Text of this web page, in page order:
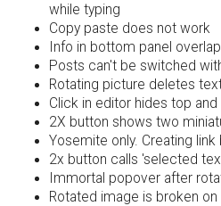
while typing
Copy paste does not work
Info in bottom panel
Posts can't be switched
Rotating picture deletes
Click in editor hides top
2X button shows two
Yosemite only. Creating
2x button calls 'selected
Immortal popover after
Rotated image is broken on